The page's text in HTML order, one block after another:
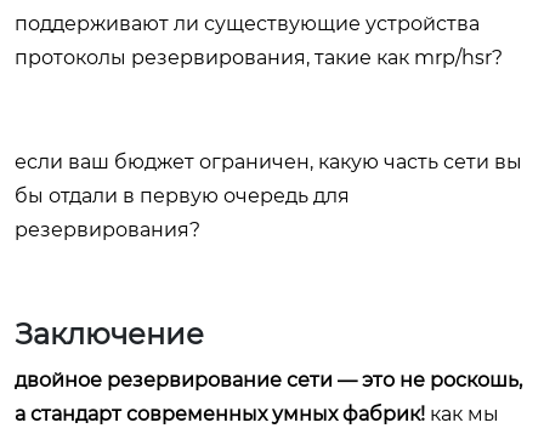
поддерживают ли существующие устройства
протоколы резервирования, такие как mrp/hsr?
если ваш бюджет ограничен, какую часть сети вы
бы отдали в первую очередь для
резервирования?
Заключение
двойное резервирование сети — это не роскошь,
а стандарт современных умных фабрик! как мы